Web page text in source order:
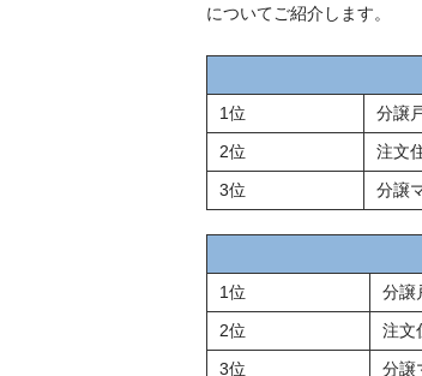
についてご紹介します。
1位
分譲
2位
注文
3位
分譲
1位
分譲
2位
注文
3位
分譲